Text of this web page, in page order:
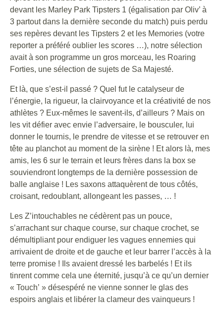
devant les Marley Park Tipsters 1 (égalisation par Oliv’ à
3 partout dans la dernière seconde du match) puis perdu
ses repères devant les Tipsters 2 et les Memories (votre
reporter a préféré oublier les scores …), notre sélection
avait à son programme un gros morceau, les Roaring
Forties, une sélection de sujets de Sa Majesté.
Et là, que s’est-il passé ? Quel fut le catalyseur de
l’énergie, la rigueur, la clairvoyance et la créativité de nos
athlètes ? Eux-mêmes le savent-ils, d’ailleurs ? Mais on
les vit défier avec envie l’adversaire, le bousculer, lui
donner le tournis, le prendre de vitesse et se retrouver en
tête au planchot au moment de la sirène ! Et alors là, mes
amis, les 6 sur le terrain et leurs frères dans la box se
souviendront longtemps de la dernière possession de
balle anglaise ! Les saxons attaquèrent de tous côtés,
croisant, redoublant, allongeant les passes, … !
Les Z’intouchables ne cédèrent pas un pouce,
s’arrachant sur chaque course, sur chaque crochet, se
démultipliant pour endiguer les vagues ennemies qui
arrivaient de droite et de gauche et leur barrer l’accès à la
terre promise ! Ils avaient dressé les barbelés ! Et ils
tinrent comme cela une éternité, jusqu’à ce qu’un dernier
« Touch’ » désespéré ne vienne sonner le glas des
espoirs anglais et libérer la clameur des vainqueurs !